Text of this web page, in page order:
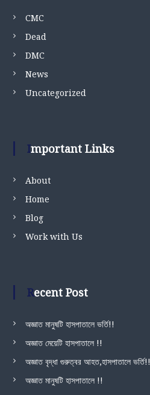
CMC
Dead
DMC
News
Uncategorized
Important Links
About
Home
Blog
Work with Us
Recent Post
অজ্ঞাত মানুষটি হাসপাতালে ভর্তি!!
অজ্ঞাত মেয়েটি হাসপাতালে !!
অজ্ঞাত বৃদ্ধা গুরুত্বর আহত,হাসপাতালে ভর্তি!!
অজ্ঞাত মানুষটি হাসপাতালে !!